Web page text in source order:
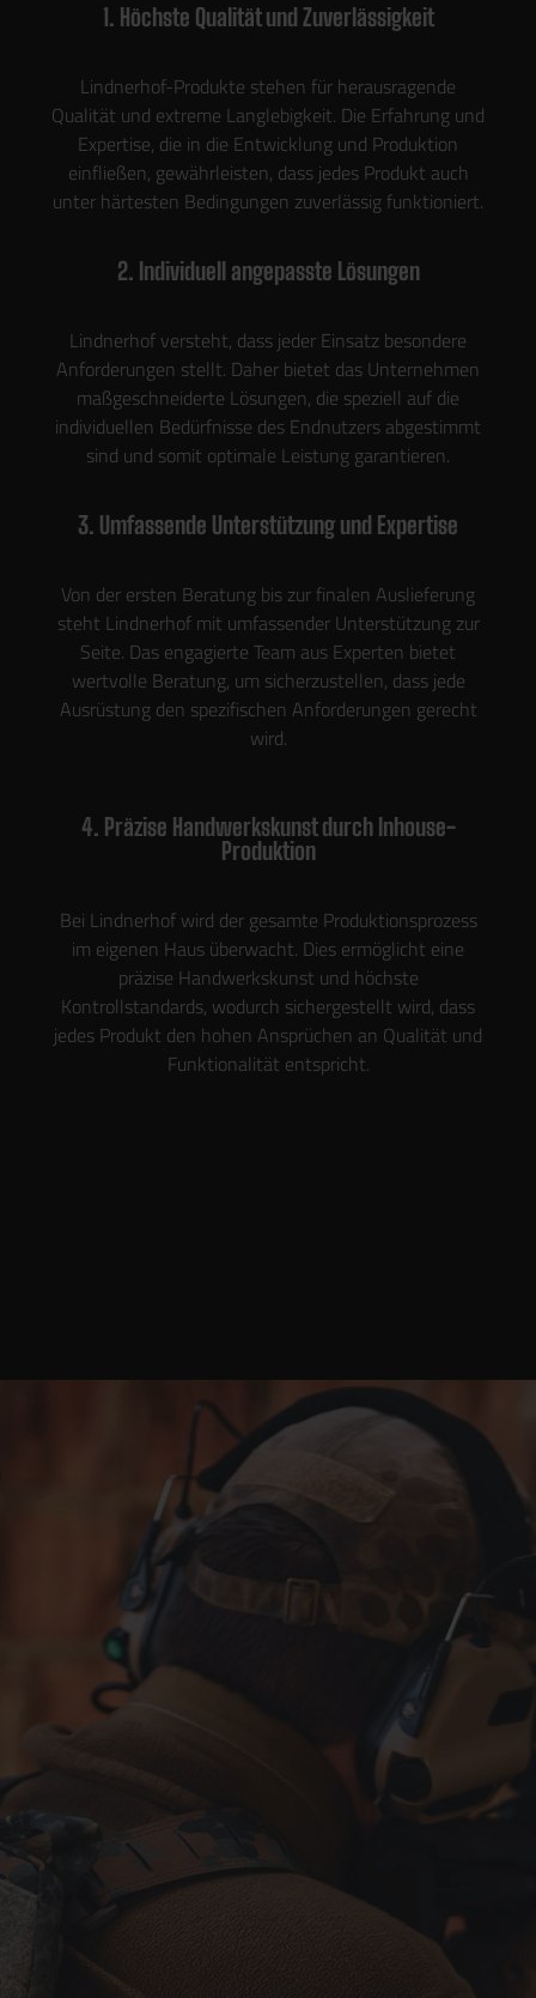
1. Höchste Qualität und Zuverlässigkeit
Lindnerhof-Produkte stehen für herausragende
Qualität und extreme Langlebigkeit. Die Erfahrung und
Expertise, die in die Entwicklung und Produktion
einfließen, gewährleisten, dass jedes Produkt auch
unter härtesten Bedingungen zuverlässig funktioniert.
2. Individuell angepasste Lösungen
Lindnerhof versteht, dass jeder Einsatz besondere
Anforderungen stellt. Daher bietet das Unternehmen
maßgeschneiderte Lösungen, die speziell auf die
individuellen Bedürfnisse des Endnutzers abgestimmt
sind und somit optimale Leistung garantieren.
3. Umfassende Unterstützung und Expertise
Von der ersten Beratung bis zur finalen Auslieferung
steht Lindnerhof mit umfassender Unterstützung zur
Seite. Das engagierte Team aus Experten bietet
wertvolle Beratung, um sicherzustellen, dass jede
Ausrüstung den spezifischen Anforderungen gerecht
wird.
4. Präzise Handwerkskunst durch Inhouse-
Produktion
Bei Lindnerhof wird der gesamte Produktionsprozess
im eigenen Haus überwacht. Dies ermöglicht eine
präzise Handwerkskunst und höchste
Kontrollstandards, wodurch sichergestellt wird, dass
jedes Produkt den hohen Ansprüchen an Qualität und
Funktionalität entspricht.